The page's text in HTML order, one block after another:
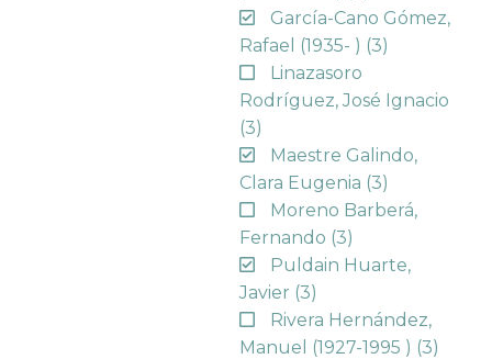
García-Cano Gómez,
Rafael (1935- ) (3)
Linazasoro
Rodríguez, José Ignacio
(3)
Maestre Galindo,
Clara Eugenia (3)
Moreno Barberá,
Fernando (3)
Puldain Huarte,
Javier (3)
Rivera Hernández,
Manuel (1927-1995 ) (3)